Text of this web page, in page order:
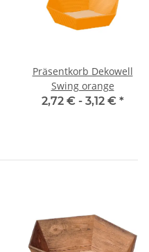
Präsentkorb Dekowell
Swing orange
2,72 € - 3,12 € *